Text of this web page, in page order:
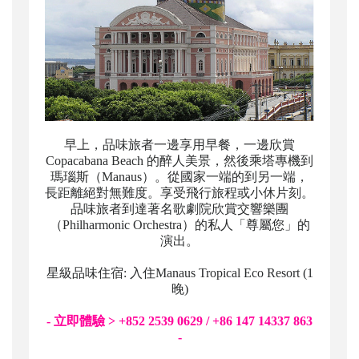
早上，品味旅者一邊享用早餐，一邊欣賞
Copacabana Beach 的醉人美景，然後乘塔專機到
瑪瑙斯（Manaus）。從國家一端的到另一端，
長距離絕對無難度。享受飛行旅程或小休片刻。
品味旅者到達著名歌劇院欣賞交響樂團
（Philharmonic Orchestra）的私人「尊屬您」的
演出。
星級品味住宿: 入住Manaus Tropical Eco Resort (1
晚)
- 立即體驗 > +852 2539 0629 / +86 147 14337 863
-